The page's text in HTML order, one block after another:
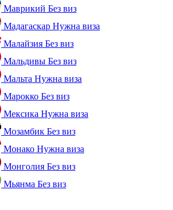
Маврикий Без виз
Мадагаскар Нужна виза
Малайзия Без виз
Мальдивы Без виз
Мальта Нужна виза
Марокко Без виз
Мексика Нужна виза
Мозамбик Без виз
Монако Нужна виза
Монголия Без виз
Мьянма Без виз